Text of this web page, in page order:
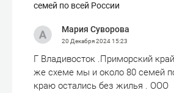
семей по всей России
Мария Суворова
20 Декабря 202415:23
Г Владивосток .Приморский
же схеме мы и около 80 семей
краю остались без жилья . ООО